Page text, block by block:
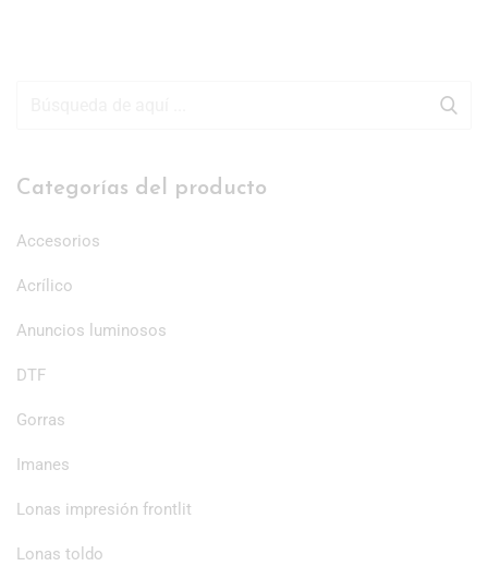
Categorías del producto
Accesorios
Acrílico
Anuncios luminosos
DTF
Gorras
Imanes
Lonas impresión frontlit
Lonas toldo